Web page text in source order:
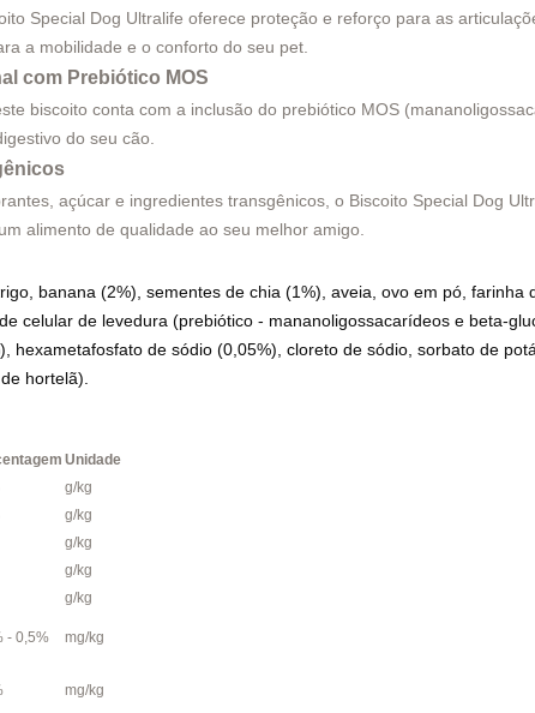
Special Dog Ultralife oferece proteção e reforço para as
a mobilidade e o conforto do seu pet.
com Prebiótico MOS
biscoito conta com a inclusão do prebiótico MOS
do seu cão.
açúcar e ingredientes transgênicos, o Biscoito Special Dog
alimento de qualidade ao seu melhor amigo.
banana (2%), sementes de chia (1%), aveia, ovo em pó,
celular de levedura (prebiótico - mananoligossacarídeos e beta-
hexametafosfato de sódio (0,05%), cloreto de sódio, sorbato de
hortelã).
Unidade
g/kg
g/kg
g/kg
g/kg
g/kg
- 0,5% mg/kg
mg/kg